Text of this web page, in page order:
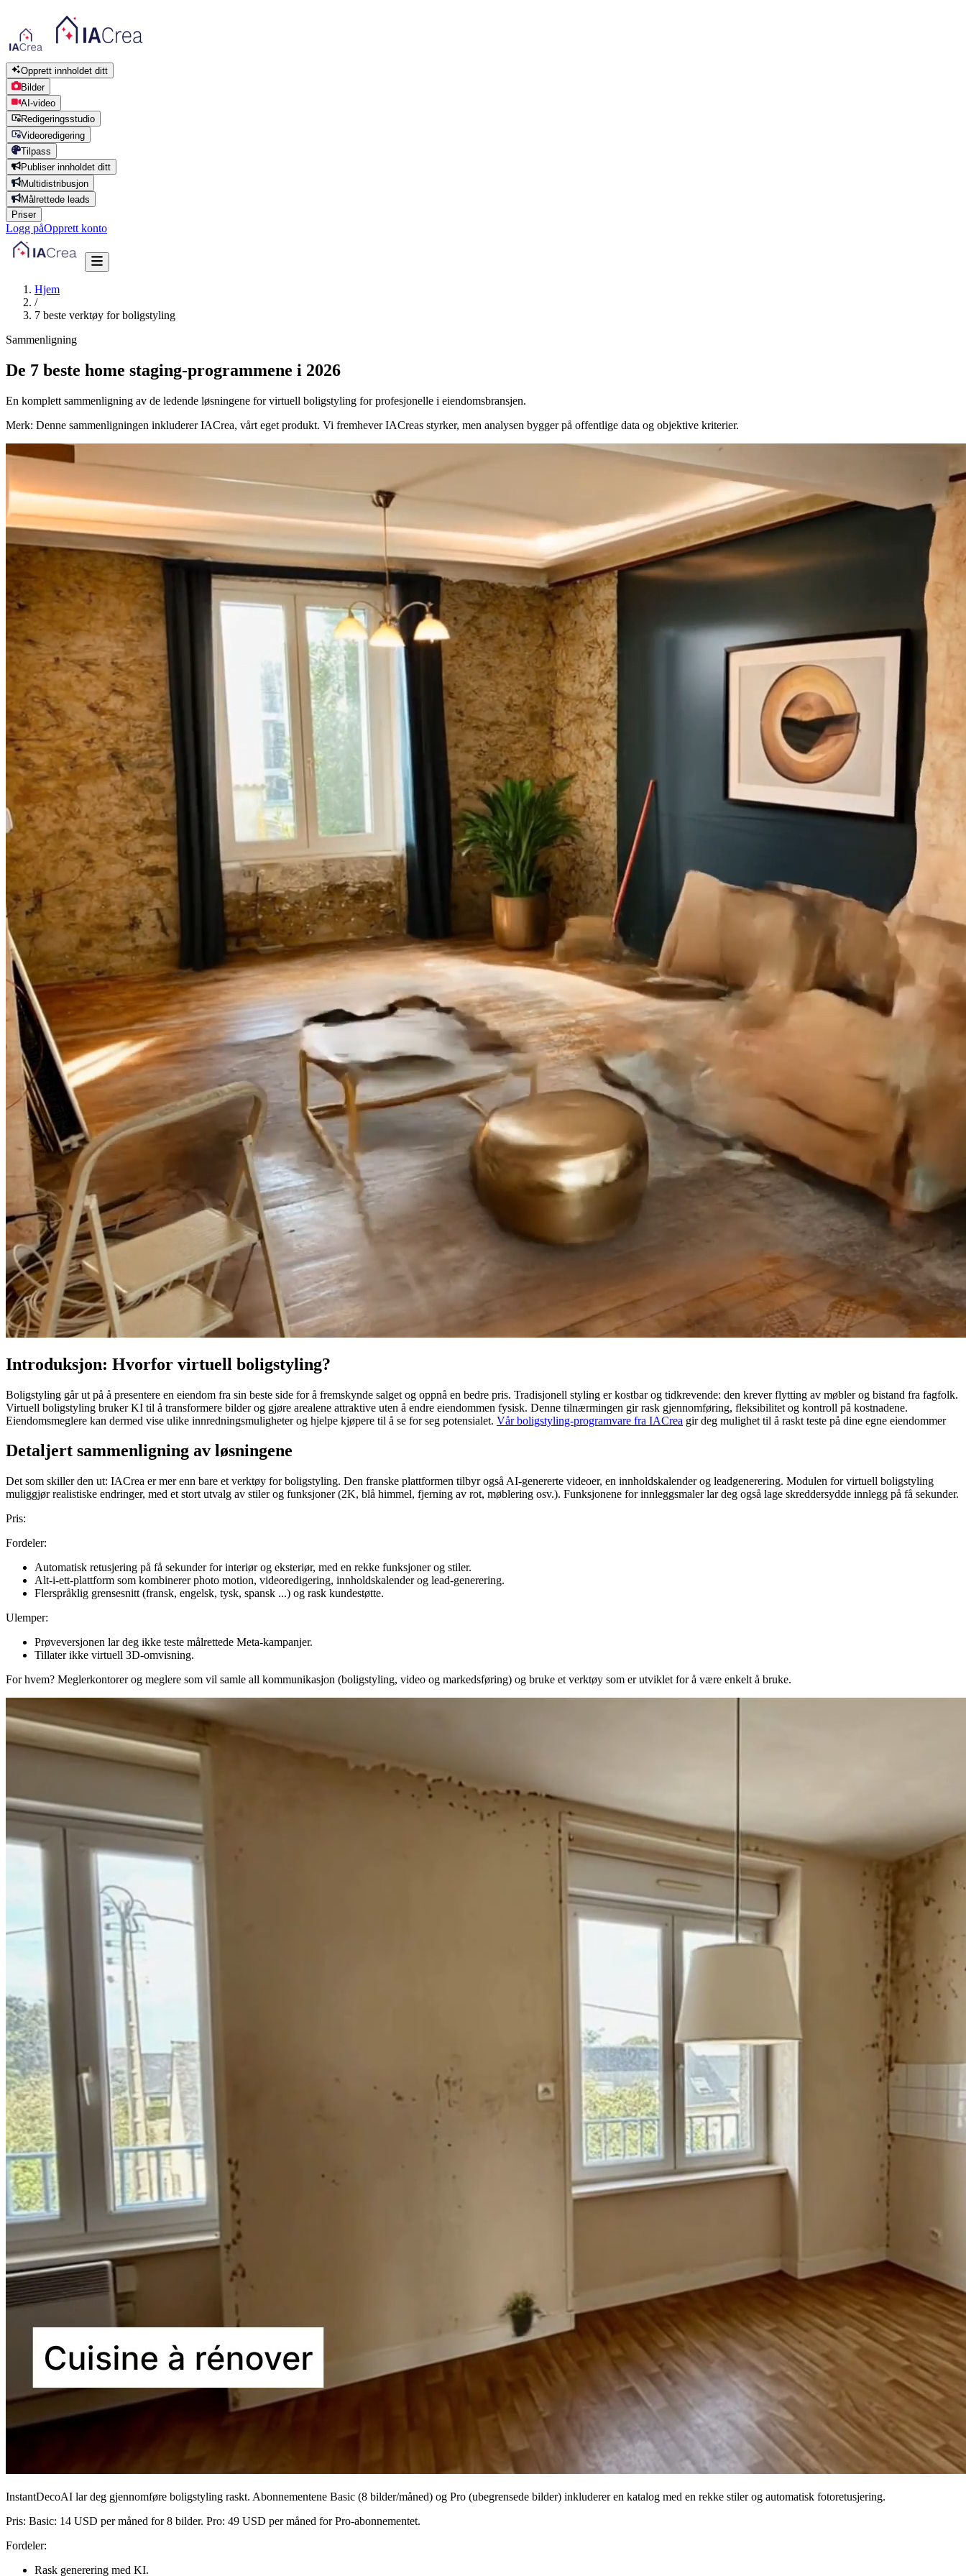
Opprett innholdet ditt
Bilder
AI-video
Redigeringsstudio
Videoredigering
Tilpass
Publiser innholdet ditt
Multidistribusjon
Målrettede leads
Priser
Logg påOpprett konto
Hjem
/
7 beste verktøy for boligstyling
Sammenligning
De 7 beste home staging-programmene i 2026
En komplett sammenligning av de ledende løsningene for virtuell boligstyling for profesjonelle i eiendomsbransjen.
Merk: Denne sammenligningen inkluderer IACrea, vårt eget produkt. Vi fremhever IACreas styrker, men analysen bygger på offentlige data og objektive kriterier.
Introduksjon: Hvorfor virtuell boligstyling?
Boligstyling går ut på å presentere en eiendom fra sin beste side for å fremskynde salget og oppnå en bedre pris. Tradisjonell styling er kostbar og tidkrevende: den krever flytting av møbler og bistand fra fagfolk.
Virtuell boligstyling bruker KI til å transformere bilder og gjøre arealene attraktive uten å endre eiendommen fysisk. Denne tilnærmingen gir rask gjennomføring, fleksibilitet og kontroll på kostnadene.
Eiendomsmeglere kan dermed vise ulike innredningsmuligheter og hjelpe kjøpere til å se for seg potensialet. Vår boligstyling-programvare fra IACrea gir deg mulighet til å raskt teste på dine egne eiendommer
Detaljert sammenligning av løsningene
Det som skiller den ut: IACrea er mer enn bare et verktøy for boligstyling. Den franske plattformen tilbyr også AI-genererte videoer, en innholdskalender og leadgenerering. Modulen for virtuell boligstyling
muliggjør realistiske endringer, med et stort utvalg av stiler og funksjoner (2K, blå himmel, fjerning av rot, møblering osv.). Funksjonene for innleggsmaler lar deg også lage skreddersydde innlegg på få sekunder.
Pris:
Fordeler:
Automatisk retusjering på få sekunder for interiør og eksteriør, med en rekke funksjoner og stiler.
Alt-i-ett-plattform som kombinerer photo motion, videoredigering, innholdskalender og lead-generering.
Flerspråklig grensesnitt (fransk, engelsk, tysk, spansk ...) og rask kundestøtte.
Ulemper:
Prøveversjonen lar deg ikke teste målrettede Meta-kampanjer.
Tillater ikke virtuell 3D-omvisning.
For hvem? Meglerkontorer og meglere som vil samle all kommunikasjon (boligstyling, video og markedsføring) og bruke et verktøy som er utviklet for å være enkelt å bruke.
InstantDecoAI lar deg gjennomføre boligstyling raskt. Abonnementene Basic (8 bilder/måned) og Pro (ubegrensede bilder) inkluderer en katalog med en rekke stiler og automatisk fotoretusjering.
Pris: Basic: 14 USD per måned for 8 bilder. Pro: 49 USD per måned for Pro-abonnementet.
Fordeler:
Rask generering med KI.